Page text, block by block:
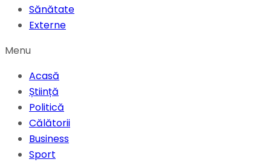
Sănătate
Externe
Menu
Acasă
Știință
Politică
Călătorii
Business
Sport